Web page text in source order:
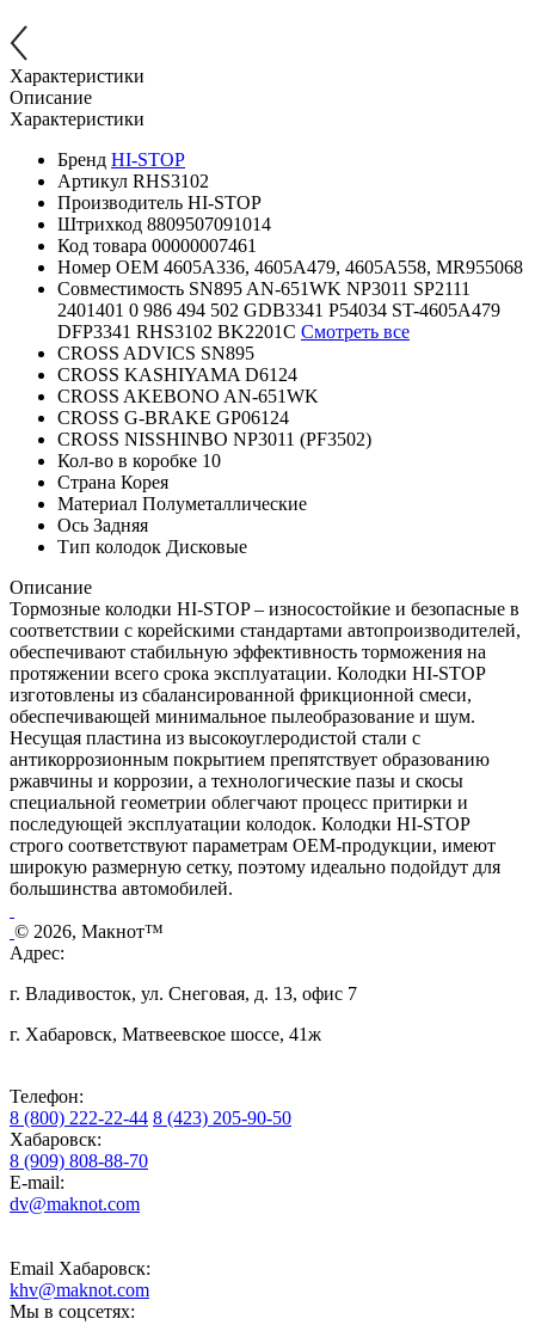
Характеристики
Описание
Характеристики
Бренд HI-STOP
Артикул RHS3102
Производитель HI-STOP
Штрихкод 8809507091014
Код товара 00000007461
Номер OEM 4605A336, 4605A479, 4605A558, MR955068
Совместимость SN895 AN-651WK NP3011 SP2111
2401401 0 986 494 502 GDB3341 P54034 ST-4605A479
DFP3341 RHS3102 BK2201C Смотреть все
CROSS ADVICS SN895
CROSS KASHIYAMA D6124
CROSS AKEBONO AN-651WK
CROSS G-BRAKE GP06124
CROSS NISSHINBO NP3011 (PF3502)
Кол-во в коробке 10
Страна Корея
Материал Полуметаллические
Ось Задняя
Тип колодок Дисковые
Описание
Тормозные колодки HI-STOP – износостойкие и безопасные в
соответствии с корейскими стандартами автопроизводителей,
обеспечивают стабильную эффективность торможения на
протяжении всего срока эксплуатации. Колодки HI-STOP
изготовлены из сбалансированной фрикционной смеси,
обеспечивающей минимальное пылеобразование и шум.
Несущая пластина из высокоуглеродистой стали с
антикоррозионным покрытием препятствует образованию
ржавчины и коррозии, а технологические пазы и скосы
специальной геометрии облегчают процесс притирки и
последующей эксплуатации колодок. Колодки HI-STOP
строго соответствуют параметрам OEM-продукции, имеют
широкую размерную сетку, поэтому идеально подойдут для
большинства автомобилей.
© 2026, Макнот™
Адрес:
г. Владивосток, ул. Снеговая, д. 13, офис 7
г. Хабаровск, Матвеевское шоссе, 41ж
Телефон:
8 (800) 222-22-44 8 (423) 205-90-50
Хабаровск:
8 (909) 808-88-70
E-mail:
dv@maknot.com
Email Хабаровск:
khv@maknot.com
Мы в соцсетях: